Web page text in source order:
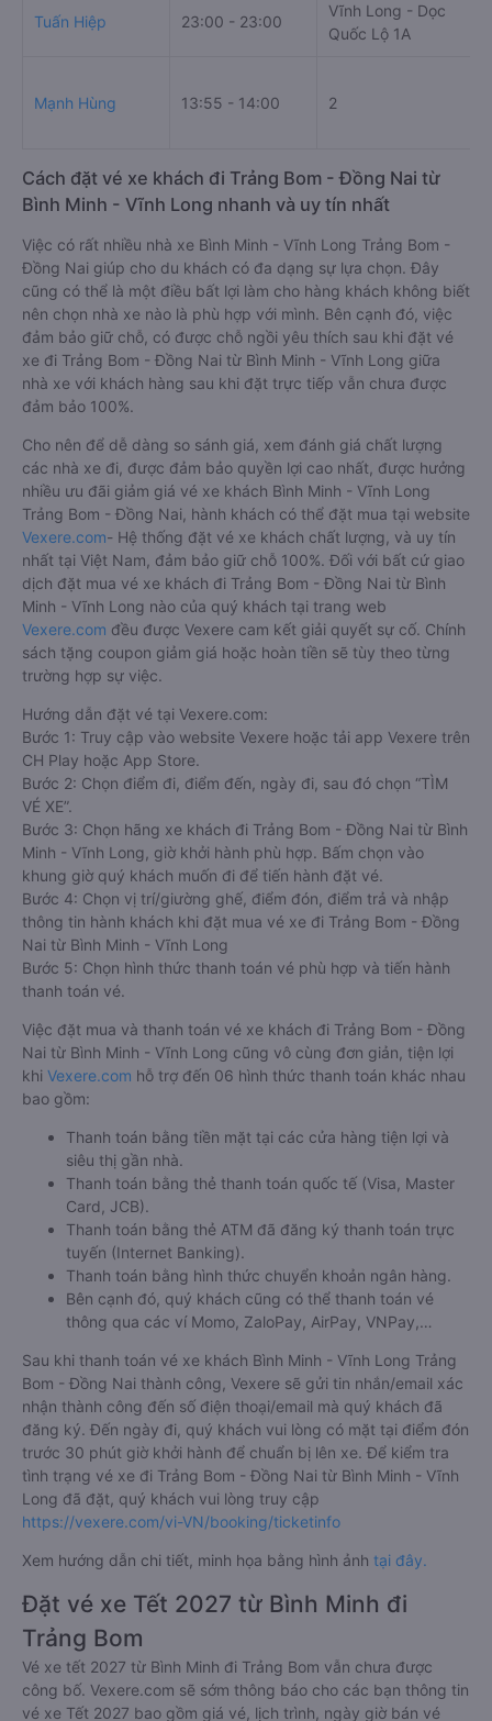
Tuấn Hiệp 23:00 - 23:00
Vĩnh Long - Dọc
Quốc Lộ 1A
Mạnh Hùng 13:55 - 14:00 2
Cách đặt vé xe khách đi Trảng Bom - Đồng Nai từ
Bình Minh - Vĩnh Long nhanh và uy tín nhất
Việc có rất nhiều nhà xe Bình Minh - Vĩnh Long Trảng Bom -
Đồng Nai giúp cho du khách có đa dạng sự lựa chọn. Đây
cũng có thể là một điều bất lợi làm cho hàng khách không biết
nên chọn nhà xe nào là phù hợp với mình. Bên cạnh đó, việc
đảm bảo giữ chỗ, có được chỗ ngồi yêu thích sau khi đặt vé
xe đi Trảng Bom - Đồng Nai từ Bình Minh - Vĩnh Long giữa
nhà xe với khách hàng sau khi đặt trực tiếp vẫn chưa được
đảm bảo 100%.
Cho nên để dễ dàng so sánh giá, xem đánh giá chất lượng
các nhà xe đi, được đảm bảo quyền lợi cao nhất, được hưởng
nhiều ưu đãi giảm giá vé xe khách Bình Minh - Vĩnh Long
Trảng Bom - Đồng Nai, hành khách có thể đặt mua tại website
Vexere.com- Hệ thống đặt vé xe khách chất lượng, và uy tín
nhất tại Việt Nam, đảm bảo giữ chỗ 100%. Đối với bất cứ giao
dịch đặt mua vé xe khách đi Trảng Bom - Đồng Nai từ Bình
Minh - Vĩnh Long nào của quý khách tại trang web
Vexere.com đều được Vexere cam kết giải quyết sự cố. Chính
sách tặng coupon giảm giá hoặc hoàn tiền sẽ tùy theo từng
trường hợp sự việc.
Hướng dẫn đặt vé tại Vexere.com:
Bước 1: Truy cập vào website Vexere hoặc tải app Vexere trên
CH Play hoặc App Store.
Bước 2: Chọn điểm đi, điểm đến, ngày đi, sau đó chọn “TÌM
VÉ XE”.
Bước 3: Chọn hãng xe khách đi Trảng Bom - Đồng Nai từ Bình
Minh - Vĩnh Long, giờ khởi hành phù hợp. Bấm chọn vào
khung giờ quý khách muốn đi để tiến hành đặt vé.
Bước 4: Chọn vị trí/giường ghế, điểm đón, điểm trả và nhập
thông tin hành khách khi đặt mua vé xe đi Trảng Bom - Đồng
Nai từ Bình Minh - Vĩnh Long
Bước 5: Chọn hình thức thanh toán vé phù hợp và tiến hành
thanh toán vé.
Việc đặt mua và thanh toán vé xe khách đi Trảng Bom - Đồng
Nai từ Bình Minh - Vĩnh Long cũng vô cùng đơn giản, tiện lợi
khi Vexere.com hỗ trợ đến 06 hình thức thanh toán khác nhau
bao gồm:
Thanh toán bằng tiền mặt tại các cửa hàng tiện lợi và
siêu thị gần nhà.
Thanh toán bằng thẻ thanh toán quốc tế (Visa, Master
Card, JCB).
Thanh toán bằng thẻ ATM đã đăng ký thanh toán trực
tuyến (Internet Banking).
Thanh toán bằng hình thức chuyển khoản ngân hàng.
Bên cạnh đó, quý khách cũng có thể thanh toán vé
thông qua các ví Momo, ZaloPay, AirPay, VNPay,…
Sau khi thanh toán vé xe khách Bình Minh - Vĩnh Long Trảng
Bom - Đồng Nai thành công, Vexere sẽ gửi tin nhắn/email xác
nhận thành công đến số điện thoại/email mà quý khách đã
đăng ký. Đến ngày đi, quý khách vui lòng có mặt tại điểm đón
trước 30 phút giờ khởi hành để chuẩn bị lên xe. Để kiểm tra
tình trạng vé xe đi Trảng Bom - Đồng Nai từ Bình Minh - Vĩnh
Long đã đặt, quý khách vui lòng truy cập
https://vexere.com/vi-VN/booking/ticketinfo
Xem hướng dẫn chi tiết, minh họa bằng hình ảnh tại đây.
Đặt vé xe Tết 2027 từ Bình Minh đi
Trảng Bom
Vé xe tết 2027 từ Bình Minh đi Trảng Bom vẫn chưa được
công bố. Vexere.com sẽ sớm thông báo cho các bạn thông tin
vé xe Tết 2027 bao gồm giá vé, lịch trình, ngày giờ bán vé